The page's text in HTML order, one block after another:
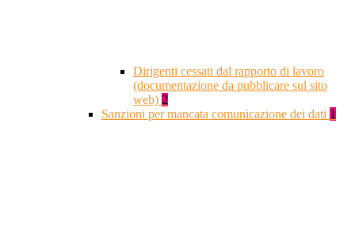
Dirigenti cessati dal rapporto di lavoro
(documentazione da pubblicare sul sito
web) 2
Sanzioni per mancata comunicazione dei dati 1